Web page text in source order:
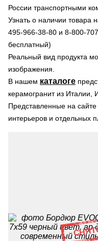
России транспортными
Узнать о наличии товара
495-966-38-80 и 8-800-
бесплатный)
Реальный вид продукта
изображения.
В нашем каталоге
керамогранит из Италии,
Представленные на
интерьеров и отдельных